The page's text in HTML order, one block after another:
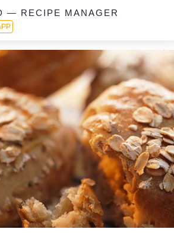
— RECIPE MANAGER